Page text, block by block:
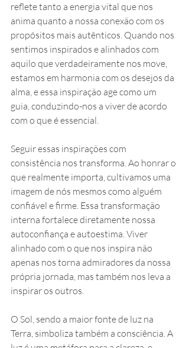
reflete tanto a energia vital que nos
anima quanto a nossa conexão com os
propósitos mais autênticos. Quando nos
sentimos inspirados e alinhados com
aquilo que verdadeiramente nos move,
estamos em harmonia com os desejos da
alma, e essa inspiração age como um
guia, conduzindo-nos a viver de acordo
com o que é essencial.
Seguir essas inspirações com
consistência nos transforma. Ao honrar o
que realmente importa, cultivamos uma
imagem de nós mesmos como alguém
confiável e firme. Essa transformação
interna fortalece diretamente nossa
autoconfiança e autoestima. Viver
alinhado com o que nos inspira não
apenas nos torna admiradores da nossa
própria jornada, mas também nos leva a
inspirar os outros.
O Sol, sendo a maior fonte de luz na
Terra, simboliza também a consciência. A